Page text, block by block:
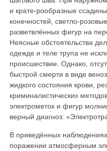
и крате-рообразные
конечностей, светло-
разветвлённых фигур на
Неясные обстоятельства
одежде и теле трупа не
происшествие. Однако,
быстрой смерти в виде
жидкого состояния крови,
криминалистических
электрометок и фигур
верный диагноз:
В приведённых
поражении атмосферным